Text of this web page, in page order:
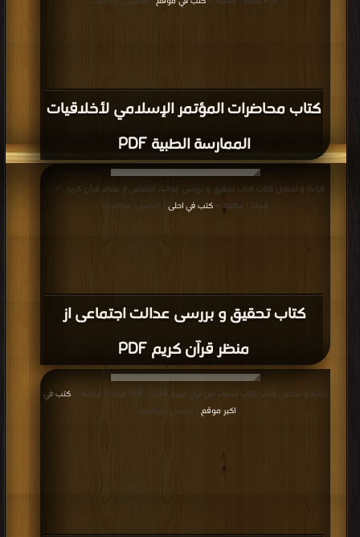
كتاب محاضرات المؤتمر الإسلامي لأخلاقيات
الممارسة الطبية PDF
كتاب تحقیق و بررسی عدالت اجتماعی از
منظر قرآن کریم PDF
مجانا | مكتبة >كتب في احلى | التحميل : مرة/مرات
قراءة و تحميل كتاب كتاب أسماء من نزل فيهم القرآن PDF مجانا | مكتبة >
كتب في
اكبر موقع
| التحميل : مرة/مرات